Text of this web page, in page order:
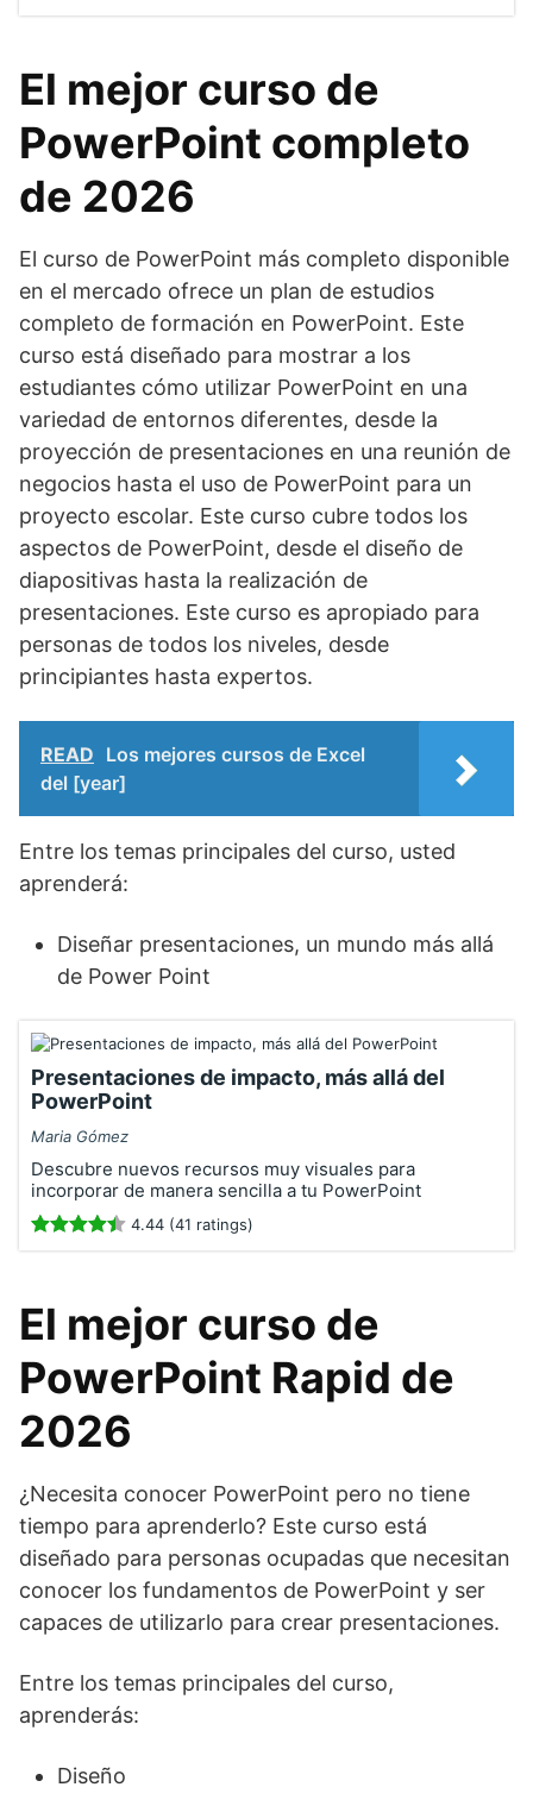
El mejor curso de
PowerPoint completo
de 2026
El curso de PowerPoint más completo disponible
en el mercado ofrece un plan de estudios
completo de formación en PowerPoint. Este
curso está diseñado para mostrar a los
estudiantes cómo utilizar PowerPoint en una
variedad de entornos diferentes, desde la
proyección de presentaciones en una reunión de
negocios hasta el uso de PowerPoint para un
proyecto escolar. Este curso cubre todos los
aspectos de PowerPoint, desde el diseño de
diapositivas hasta la realización de
presentaciones. Este curso es apropiado para
personas de todos los niveles, desde
principiantes hasta expertos.
READ Los mejores cursos de Excel
del [year]
Entre los temas principales del curso, usted
aprenderá:
Diseñar presentaciones, un mundo más allá
de Power Point
Presentaciones de impacto, más allá del
PowerPoint
Maria Gómez
Descubre nuevos recursos muy visuales para
incorporar de manera sencilla a tu PowerPoint
4.44 (41 ratings)
El mejor curso de
PowerPoint Rapid de
2026
¿Necesita conocer PowerPoint pero no tiene
tiempo para aprenderlo? Este curso está
diseñado para personas ocupadas que necesitan
conocer los fundamentos de PowerPoint y ser
capaces de utilizarlo para crear presentaciones.
Entre los temas principales del curso,
aprenderás:
Diseño